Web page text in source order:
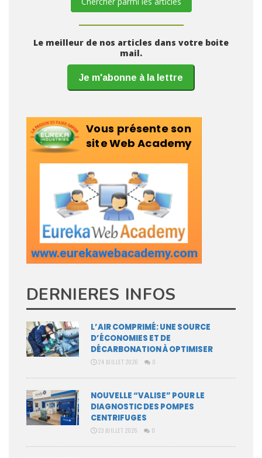
Le meilleur de nos articles dans votre boite
mail.
Je m'abonne à la lettre
DERNIERES INFOS
L’AIR COMPRIMÉ: UNE SOURCE
D’ÉCONOMIES ET DE
DÉCARBONATION À OPTIMISER
24 JUILLET 2026 0
NOUVELLE “VALISE” POUR LE
DIAGNOSTIC DES POMPES
CENTRIFUGES
23 JUILLET 2026 0